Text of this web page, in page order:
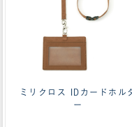
ミリクロス IDカードホル
ー